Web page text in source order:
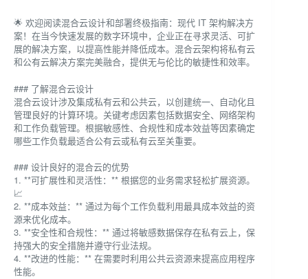
🌟 欢迎阅读混合云设计和部署终极指南：现代 IT 架构解决方
案！在当今快速发展的数字环境中，企业正在寻求灵活、可扩
展的解决方案，以提高性能并降低成本。混合云架构将私有云
和公有云解决方案完美融合，提供无与伦比的敏捷性和效率。
### 了解混合云设计
混合云设计涉及集成私有云和公共云，以创建统一、自动化且
管理良好的计算环境。关键考虑因素包括数据安全、网络架构
和工作负载管理。根据敏感性、合规性和成本效益等因素确定
哪些工作负载最适合公有云或私有云至关重要。
### 设计良好的混合云的优势
1. **可扩展性和灵活性：** 根据您的业务需求轻松扩展资源。
📈
2. **成本效益：** 通过为每个工作负载利用最具成本效益的资
源来优化成本。
3. **安全性和合规性：** 通过将敏感数据保存在私有云上，保
持强大的安全措施并遵守行业法规。
4. **改进的性能：** 在需要时利用公共云资源来提高应用程序
性能。